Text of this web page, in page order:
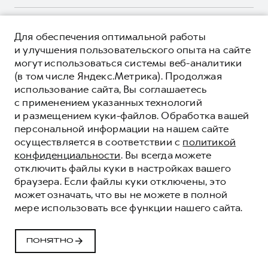
Система управления автопарком
Сервис для корпоративных клиентов
HAVAL Лизинг
Автомобильные аксессуары
Коллекция PRO
Коллекция Базовая
Коллекция Детская
Мобильное приложение GWM
Программа «HAVAL Защита+»
Руководства по эксплуатации
Подписки
Автомобильные аксессуары
Коллекция PRO
Коллекция Базовая
Коллекция Детская
ЦЕНЫ И ВЫГОДЫ
ЮРИДИЧЕСКАЯ ИНФОРМАЦИЯ
Вся представленная на сайте информация, касающаяся
автомобилей и сервисного обслуживания, носит
информационный характер и не является публичной офертой.
Все цены, указанные на данном сайте, носят информационный
характер и являются максимально рекомендуемыми
розничными ценами по расчетам дистрибьютора (ООО «Грейт
Волл Мотор Рус»). Для получения подробной информации
просьба обращаться к ближайшему официальному дилеру ООО
«Грейт Волл Мотор Рус» либо по телефону Горячей линии 8 (800)
511-59-86, либо на сайте. Опубликованная на данном сайте
информация может быть изменена в любое время без
****На некоторых автомобилях HAVAL может отсутствовать
система / устройство вызова экстренных оперативных служб
(блок ЭРА-ГЛОНАСС).
Показать все
© 2026 ООО «Грейт Волл Мотор Рус»
© 2026 АО «РОЛЬФ»
Политика конфиденциальности
Юридическая информация
Сделано в ПЕРКС
Для обеспечения оптимальной работы
и улучшения пользовательского опыта на сайте
могут использоваться системы веб-аналитики
(в том числе Яндекс.Метрика). Продолжая
использование сайта, Вы соглашаетесь
с применением указанных технологий
и размещением куки-файлов. Обработка вашей
персональной информации на нашем сайте
осуществляется в соответствии с политикой
конфиденциальности. Вы всегда можете
отключить файлы куки в настройках вашего
браузера. Если файлы куки отключены, это
может означать, что вы не можете в полной
мере использовать все функции нашего сайта.
ПОНЯТНО